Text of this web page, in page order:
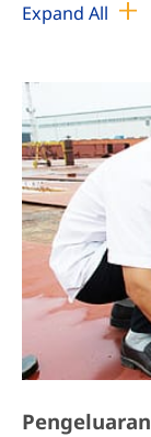
peringkat
Expand All